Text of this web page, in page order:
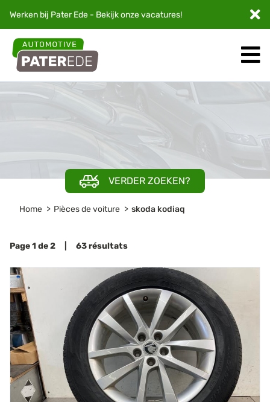
Werken bij Pater Ede - Bekijk onzevacatures!
VERDER ZOEKEN?
Home Pièces de voiture skoda kodiaq
Page 1 de 2 | 63 résultats